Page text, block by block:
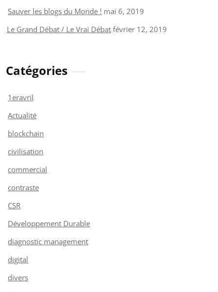
Sauver les blogs du Monde ! mai 6, 2019
Le Grand Débat / Le Vrai Débat février 12, 2019
Catégories
1eravril
Actualité
blockchain
civilisation
commercial
contraste
CSR
Développement Durable
diagnostic management
digital
divers